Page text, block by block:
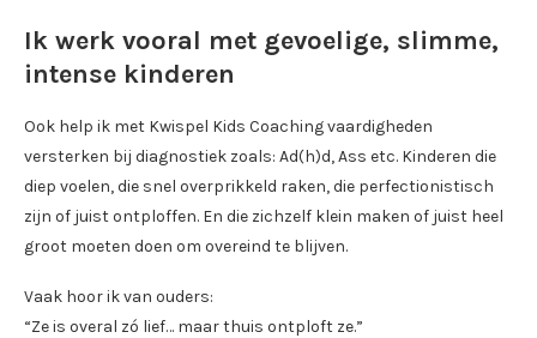
Ik werk vooral met gevoelige, slimme,
intense kinderen
Ook help ik met Kwispel Kids Coaching vaardigheden
versterken bij diagnostiek zoals: Ad(h)d, Ass etc. Kinderen die
diep voelen, die snel overprikkeld raken, die perfectionistisch
zijn of juist ontploffen. En die zichzelf klein maken of juist heel
groot moeten doen om overeind te blijven.
Vaak hoor ik van ouders:
“Ze is overal zó lief… maar thuis ontploft ze.”